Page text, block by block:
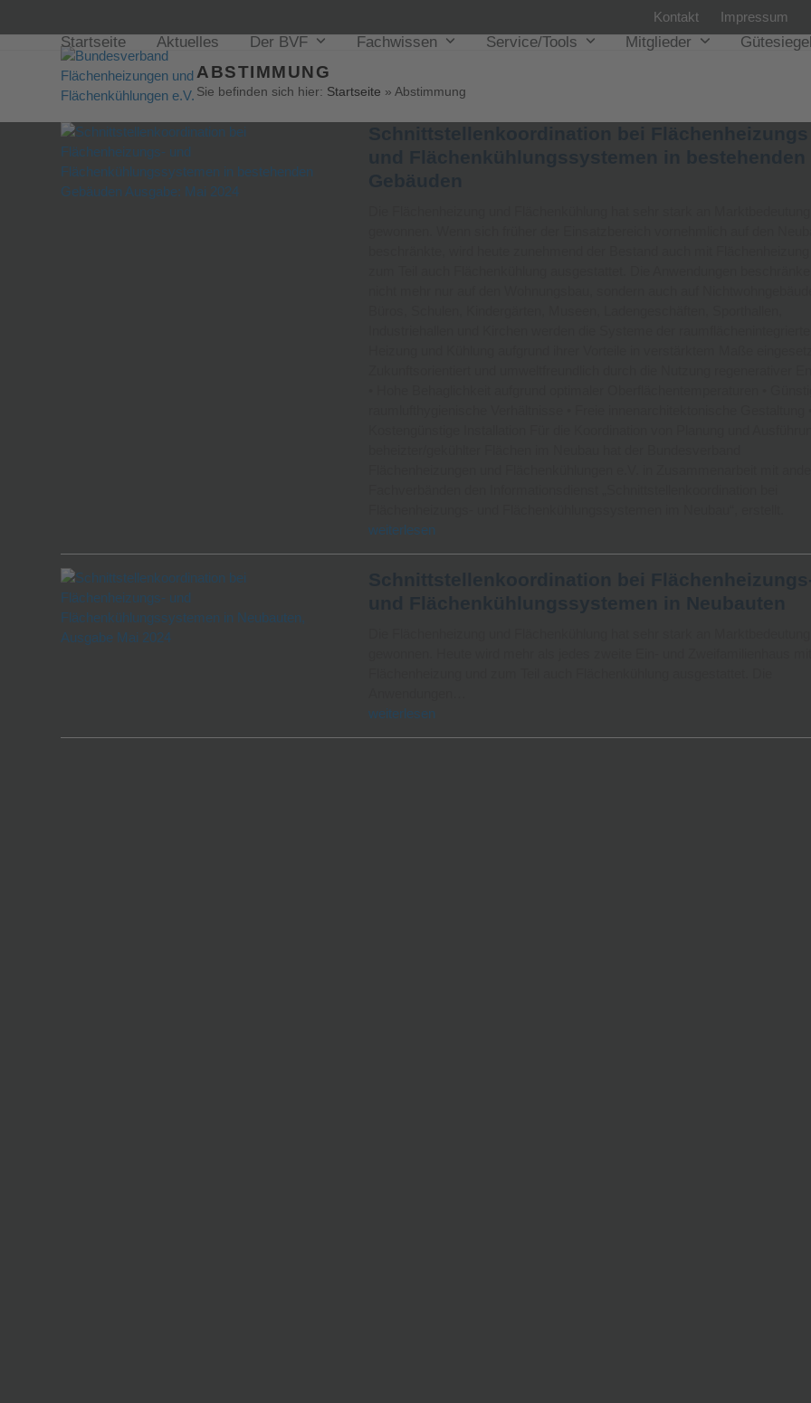
Kontakt Impressum
Startseite Aktuelles Der BVF Fachwissen Service/Tools Mitglieder Gütesiegel
ABSTIMMUNG
Sie befinden sich hier: Startseite »Abstimmung
weiterlesen
weiterlesen